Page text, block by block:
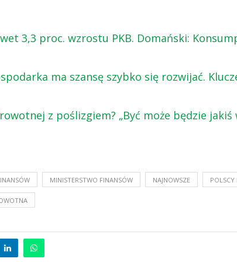
3,3 proc. wzrostu PKB. Domański:
ma szansę szybko się rozwijać.
z poślizgiem? „Być może będzie
MINISTERSTWO FINANSÓW NAJNOWSZE POLSCY